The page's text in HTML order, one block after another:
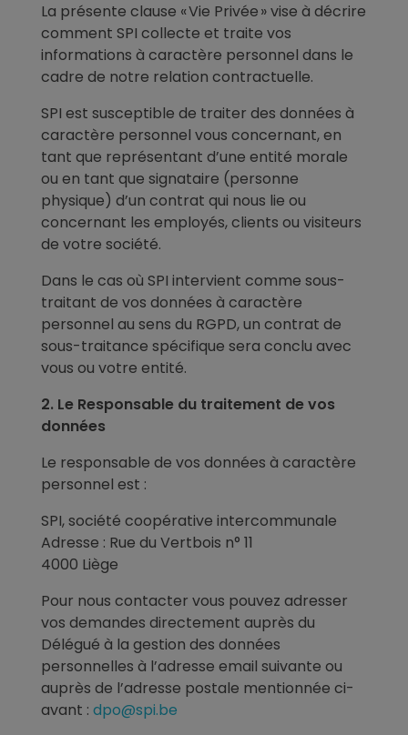
La présente clause « Vie Privée » vise à décrire
comment SPI collecte et traite vos
informations à caractère personnel dans le
cadre de notre relation contractuelle.
SPI est susceptible de traiter des données à
caractère personnel vous concernant, en
tant que représentant d’une entité morale
ou en tant que signataire (personne
physique) d’un contrat qui nous lie ou
concernant les employés, clients ou visiteurs
de votre société.
Dans le cas où SPI intervient comme sous-
traitant de vos données à caractère
personnel au sens du RGPD, un contrat de
sous-traitance spécifique sera conclu avec
vous ou votre entité.
2. Le Responsable du traitement de vos
données
Le responsable de vos données à caractère
personnel est :
SPI, société coopérative intercommunale
Adresse : Rue du Vertbois n° 11
4000 Liège
Pour nous contacter vous pouvez adresser
vos demandes directement auprès du
Délégué à la gestion des données
personnelles à l’adresse email suivante ou
auprès de l’adresse postale mentionnée ci-
avant : dpo@spi.be